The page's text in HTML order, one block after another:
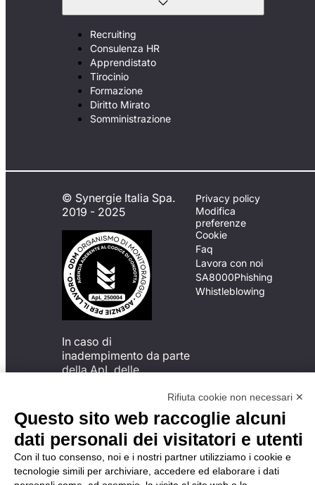
Recruiting
Consulenza HR
Apprendistato
Tirocinio
Formazione
Diritto Mirato
Somministrazione
© Synergie Italia Spa.
2019 - 2025
In caso di
inadempimento da parte
della ApL delle
del Codice di Condotta, è
possibile presentare un
reclamo
all’Organismo di
Monitoraggio utilizzando
una delle modalità
descritte al seguente
Privacy policy
Modifica
preferenze
Cookie
Faq
Lavora con noi
SA8000Phishing
Whistleblowing
Rifiuta cookie non necessari ✕
Questo sito web raccoglie alcuni
dati personali dei visitatori e utenti
Con il tuo consenso, noi e i nostri partner utilizziamo i cookie e
tecnologie simili per archiviare, accedere ed elaborare i dati